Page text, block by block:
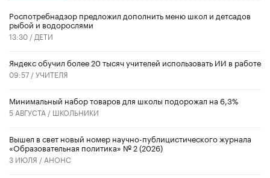
Роспотребнадзор предложил дополнить меню школ и детсадов
рыбой и водорослями
13:30 / ДЕТИ
​Яндекс обучил более 20 тысяч учителей использовать ИИ в работе
09:57 /УЧИТЕЛЯ
Минимальный набор товаров для школы подорожал на 6,3%
5 АВГУСТА / ШКОЛЬНИКИ
Вышел в свет новый номер научно-публицистического журнала
«Образовательная политика» № 2 (2026)
3 ИЮЛЯ / АНОНС